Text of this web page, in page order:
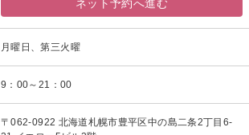
ネット予約へ進む
月曜日、第三火曜
9：00～21：00
〒062-0922 北海道札幌市豊平区中の島二条2丁目6-